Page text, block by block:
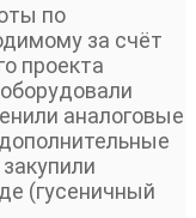
по
за счёт
проекта
аналоговые
(гусеничный